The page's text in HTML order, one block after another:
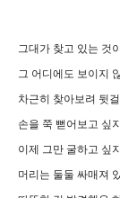
그대가 찾고 있는 것이
그 어디에도 보이지
차근히 찾아보려 뒷
손을 쭉 뻗어보고 싶지
이제 그만 굴하고 싶지
머리는 둘둘 싸매져